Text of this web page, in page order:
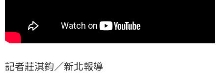
記者莊淇鈞／新北報導